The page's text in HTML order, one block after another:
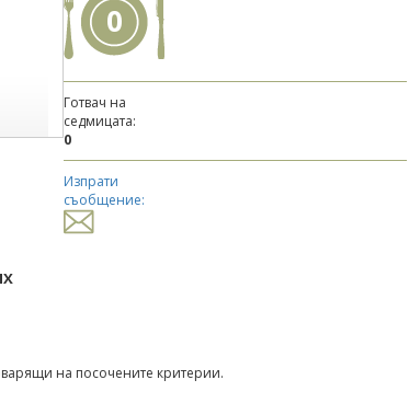
0
Готвач на
седмицата:
0
Изпрати
съобщение:
на посочените критерии.